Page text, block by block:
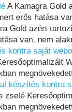
A Kamagra Gold
erős hatása
Gold azért
van, nem
kontra saját
készítés kontra
zselé